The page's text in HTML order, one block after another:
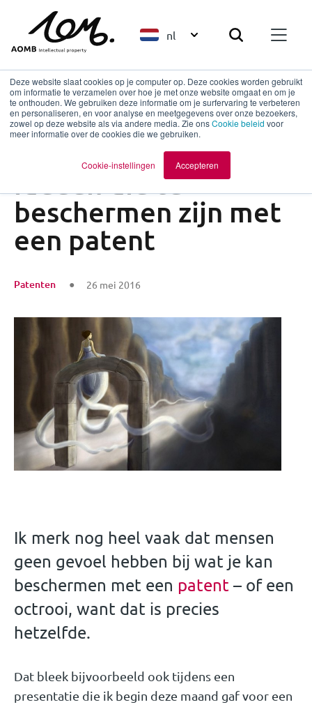
Deze website slaat cookies op je computer op. Deze cookies worden gebruikt
om informatie te verzamelen over hoe je met onze website omgaat en om je
te onthouden. We gebruiken deze informatie om je surfervaring te verbeteren
en personaliseren, en voor analyse en meetgegevens over onze bezoekers,
zowel op deze website als via andere media. Zie onsCookie beleid voor
meer informatie over de cookies die we gebruiken.
Cookie-instellingen Accepteren
nl
Terug naar overzicht
7 eigenschappen van
ideeën die te
beschermen zijn met
een patent
Patenten 26 mei 2016
Ik merk nog heel vaak dat mensen
geen gevoel hebben bij wat je kan
beschermen met een patent – of een
octrooi, want dat is precies
hetzelfde.
Dat bleek bijvoorbeeld ook tijdens een
presentatie die ik begin deze maand gaf voor een